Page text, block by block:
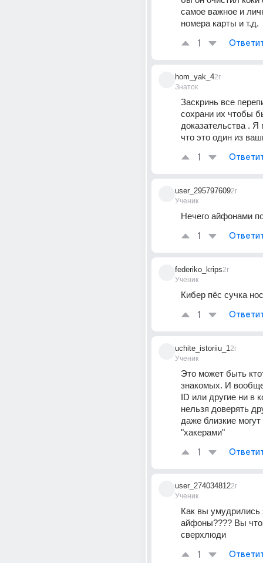
самое важное и
номера карты и т.д.
1
hom_yak_4
Знаток
2г
Заскринь все
сохрани их чтобы
доказательства . Я
что это один из
1
user_295797609
Ученик
2г
Нечего айфонами
1
federiko_krips
Ученик
2г
Кибер пёс сучка
1
uchite_istoriiu_1
Ученик
2г
Это может быть
знакомых. И
ID или другие ни в
нельзя доверять
даже близкие
"хакерами"
1
user_274034812
Ученик
2г
Как вы умудрились
айфоны???? Вы что
сверхлюди
1